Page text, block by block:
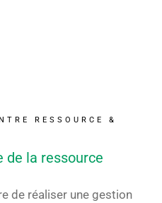
RESSOURCE &
de la ressource
de réaliser une gestion